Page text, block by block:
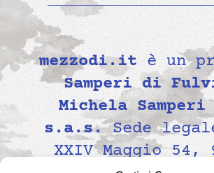
mezzodi.it è un
Samperi di
Michela Samperi
s.a.s.Sede
XXIV Maggio 54,